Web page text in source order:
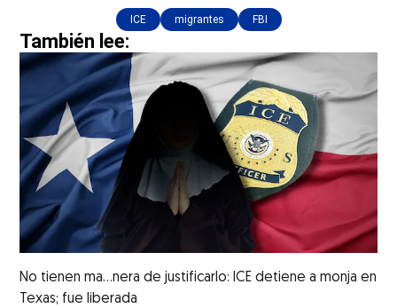
ICE migrantes FBI
También lee:
No tienen ma...nera de justificarlo: ICE detiene a monja en
Texas; fue liberada